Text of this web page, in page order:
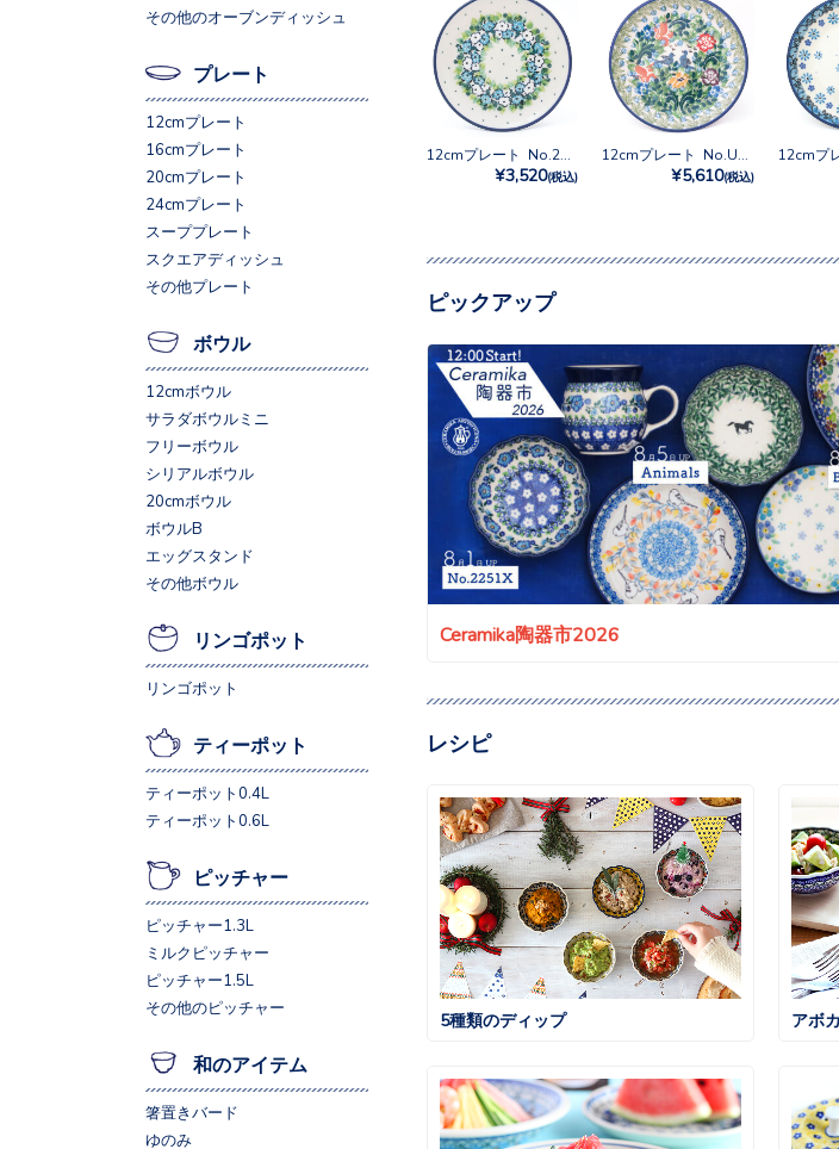
¥3,520(税込) ¥5,610(税込)
ピックアップ
Ceramika陶器市2026
レシピ
5種類のディップ アボ
その他のオーブンディッシュ
プレート
12cmプレート
16cmプレート
20cmプレート
24cmプレート
スーププレート
スクエアディッシュ
その他プレート
ボウル
12cmボウル
サラダボウルミニ
フリーボウル
シリアルボウル
20cmボウル
ボウルB
エッグスタンド
その他ボウル
リンゴポット
リンゴポット
ティーポット
ティーポット0.4L
ティーポット0.6L
ピッチャー
ピッチャー1.3L
ミルクピッチャー
ピッチャー1.5L
その他のピッチャー
和のアイテム
箸置きバード
ゆのみ